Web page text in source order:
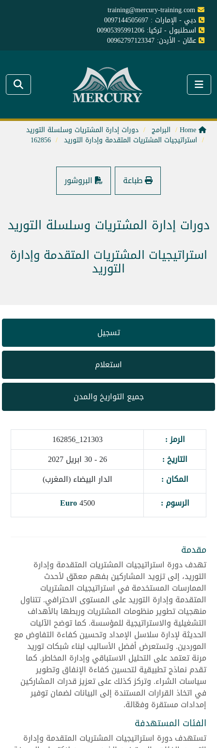
training@mercury-training.com
دبي - الإمارات : 0097144505697
اسطنبول - تركيا: 00905395991206
عمّان - الأردن: 00962797123347
البرامج دورات إدارة المشتريات وسلسلة التوريد
استراتيجيات المشتريات المتقدمة وإدارة التوريد 162856
طباعة البروشور
دورات إدارة المشتريات وسلسلة التوريد
استراتيجيات المشتريات المتقدمة وإدارة
التوريد
تسجيل
استعلام
جميع التواريخ والمدن
الرمز :
121303_162856
التاريخ :
26 - 30 ابريل 2027
المكان :
الدار البيضاء (المغرب)
الرسوم :
4500
Euro
مقدمة
تهدف دورة استراتيجيات المشتريات المتقدمة وإدارة
التوريد، إلى تزويد المشاركين بفهم معمّق لأحدث
الممارسات المستخدمة في استراتيجيات المشتريات
المتقدمة وإدارة التوريد على المستوى الاحترافي. تتناول
منهجيات تطوير منظومات المشتريات وربطها بالأهداف
التشغيلية والاستراتيجية للمؤسسة. كما توضح الآليات
الحديثة لإدارة سلاسل الإمداد وتحسين كفاءة التفاوض مع
الموردين. وتستعرض أفضل الأساليب لبناء شبكات توريد
مرنة تعتمد على التحليل الاستباقي وإدارة المخاطر. كما
تقدم نماذج تطبيقية لتحسين كفاءة الإنفاق وتطوير
سياسات الشراء. وتركز كذلك على تعزيز قدرات المشاركين
في اتخاذ القرارات المستندة إلى البيانات لضمان توفير
إمدادات مستقرة وفعّالة.
الفئات المستهدفة
تستهدف دورة استراتيجيات المشتريات المتقدمة وإدارة